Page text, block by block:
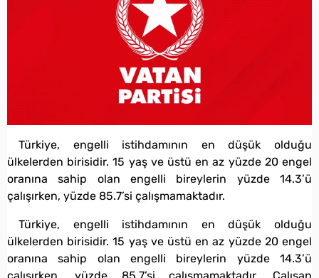
Türkiye, engelli istihdamının en düşük olduğu
ülkelerden birisidir. 15 yaş ve üstü en az yüzde 20 engel
oranına sahip olan engelli bireylerin yüzde 14.3’ü
çalışırken, yüzde 85.7’si çalışmamaktadır.
Türkiye, engelli istihdamının en düşük olduğu
ülkelerden birisidir. 15 yaş ve üstü en az yüzde 20 engel
oranına sahip olan engelli bireylerin yüzde 14.3’ü